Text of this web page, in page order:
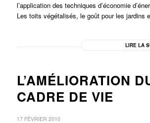
l’application des techniques d’économie
Les toits végétalisés, le goût pour les jardins
LIRE LA
L’AMÉLIORATION
CADRE DE VIE
17 FÉVRIER 2010